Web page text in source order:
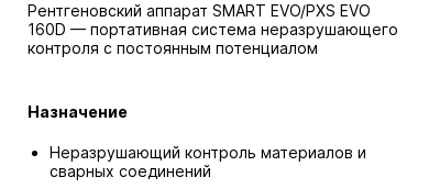
Рентгеновский аппарат SMART EVO/PXS EVO
160D — портативная система неразрушающего
контроля с постоянным потенциалом
Назначение
Неразрушающий контроль материалов и
сварных соединений